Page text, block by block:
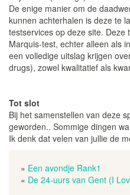
De enige manier om de
kunnen achterhalen is deze te
testservices op deze site.
Marquis-test, echter alleen als
een volledige uitslag krijgen
drugs), zowel kwalitatief als
Tot slot
Bij het samenstellen van deze
geworden.. Sommige dingen
Ik denk dat velen van jullie de
» Een avondje Rank1
« De 24-uurs van Gent (I